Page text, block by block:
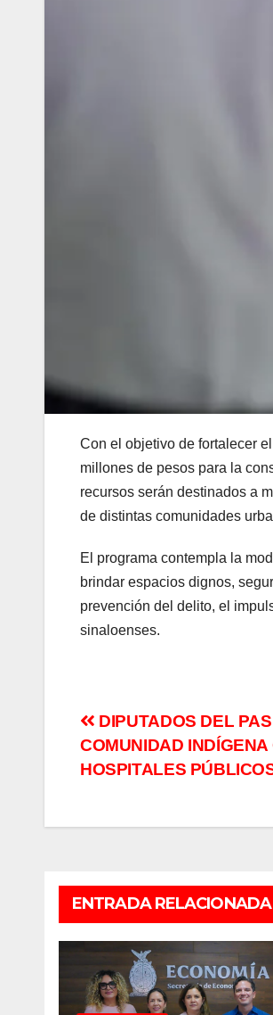
Con el objetivo de fortalecer
millones de pesos para la
recursos serán destinados a
de distintas comunidades
El programa contempla la
brindar espacios dignos,
prevención del delito, el
sinaloenses.
Navegación
de
DIPUTADOS DEL
COMUNIDAD
HOSPITALES
ENTRADA RELACIONADA